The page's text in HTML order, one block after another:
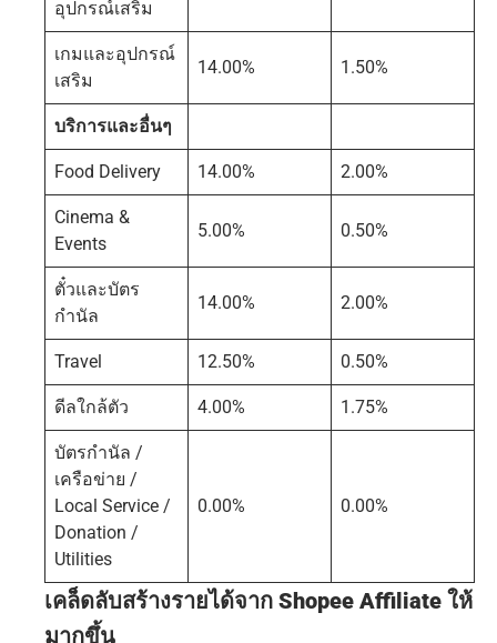
อุปกรณ์เสริม
เกมและอุปกรณ์
เสริม
14.00% 1.50%
บริการและอื่นๆ
Food Delivery 14.00% 2.00%
Cinema &
Events
5.00% 0.50%
ตั๋วและบัตร
กำนัล
14.00% 2.00%
Travel 12.50% 0.50%
ดีลใกล้ตัว 4.00% 1.75%
บัตรกำนัล /
เครือข่าย /
Local Service /
Donation /
Utilities
0.00% 0.00%
เคล็ดลับสร้างรายได้จาก Shopee Affiliate ให้
มากขึ้น